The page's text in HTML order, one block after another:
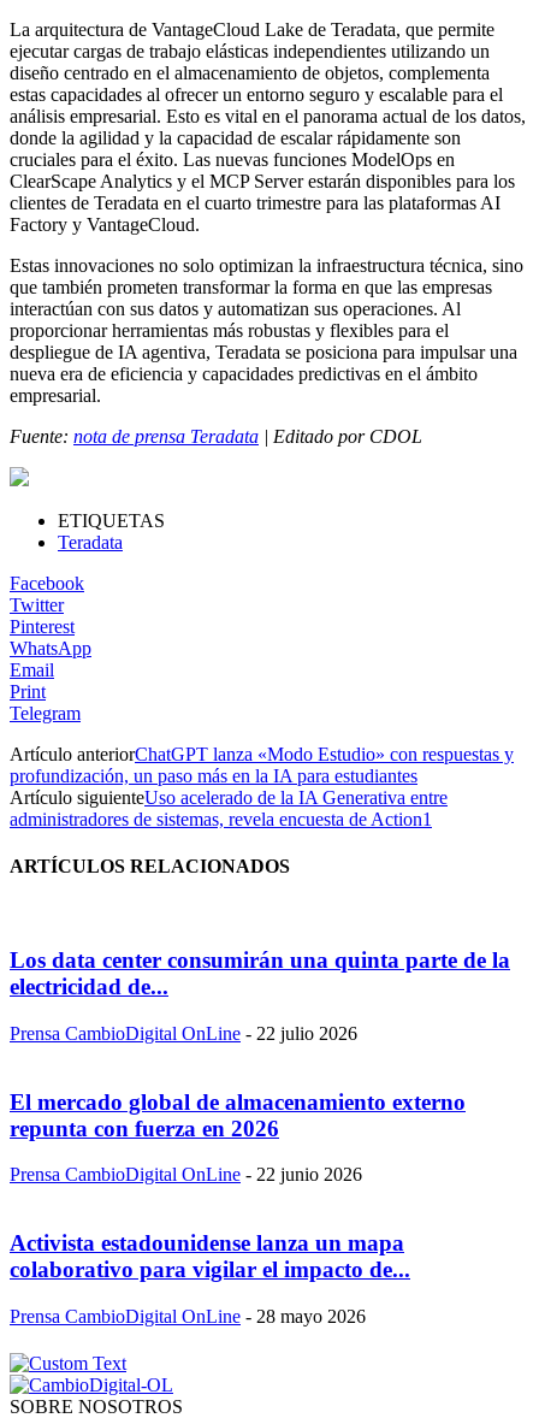
La arquitectura de VantageCloud Lake de Teradata, que permite
ejecutar cargas de trabajo elásticas independientes utilizando un
diseño centrado en el almacenamiento de objetos, complementa
estas capacidades al ofrecer un entorno seguro y escalable para el
análisis empresarial. Esto es vital en el panorama actual de los datos,
donde la agilidad y la capacidad de escalar rápidamente son
cruciales para el éxito. Las nuevas funciones ModelOps en
ClearScape Analytics y el MCP Server estarán disponibles para los
clientes de Teradata en el cuarto trimestre para las plataformas AI
Factory y VantageCloud.
Estas innovaciones no solo optimizan la infraestructura técnica, sino
que también prometen transformar la forma en que las empresas
interactúan con sus datos y automatizan sus operaciones. Al
proporcionar herramientas más robustas y flexibles para el
despliegue de IA agentiva, Teradata se posiciona para impulsar una
nueva era de eficiencia y capacidades predictivas en el ámbito
empresarial.
Fuente: nota de prensa Teradata | Editado por CDOL
ETIQUETAS
Teradata
Facebook
Twitter
Pinterest
WhatsApp
Email
Print
Telegram
Artículo anteriorChatGPT lanza «Modo Estudio» con respuestas y
profundización, un paso más en la IA para estudiantes
Artículo siguienteUso acelerado de la IA Generativa entre
administradores de sistemas, revela encuesta de Action1
ARTÍCULOS RELACIONADOS
Los data center consumirán una quinta parte de la
electricidad de...
Prensa CambioDigital OnLine - 22 julio 2026
El mercado global de almacenamiento externo
repunta con fuerza en 2026
Prensa CambioDigital OnLine - 22 junio 2026
Activista estadounidense lanza un mapa
colaborativo para vigilar el impacto de...
Prensa CambioDigital OnLine - 28 mayo 2026
SOBRE NOSOTROS